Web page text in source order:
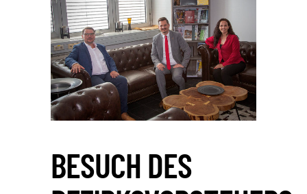
BESUCH DES